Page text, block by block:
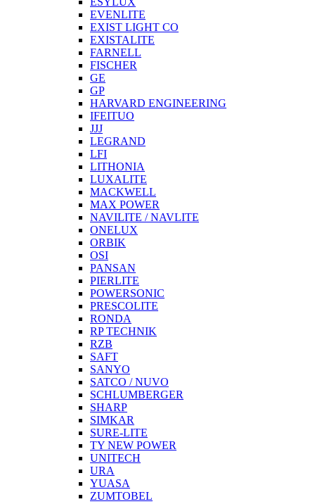
EVENLITE
EXIST LIGHT CO
EXISTALITE
FARNELL
FISCHER
GE
GP
HARVARD ENGINEERING
IFEITUO
JJJ
LEGRAND
LFI
LITHONIA
LUXALITE
MACKWELL
MAX POWER
NAVILITE / NAVLITE
ONELUX
ORBIK
OSI
PANSAN
PIERLITE
POWERSONIC
PRESCOLITE
RONDA
RP TECHNIK
RZB
SAFT
SANYO
SATCO / NUVO
SCHLUMBERGER
SHARP
SIMKAR
SURE-LITE
TY NEW POWER
UNITECH
URA
YUASA
ZUMTOBEL